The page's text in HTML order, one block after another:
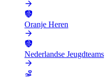
Oranje Heren
Nederlandse Jeugdteams